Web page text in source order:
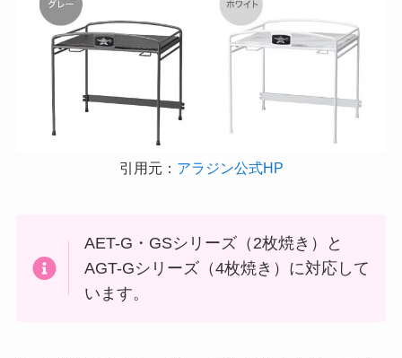
引用元： アラジン公式HP
AET-G・GSシリーズ（2枚焼き）と
AGT-Gシリーズ（4枚焼き）に対応して
います。